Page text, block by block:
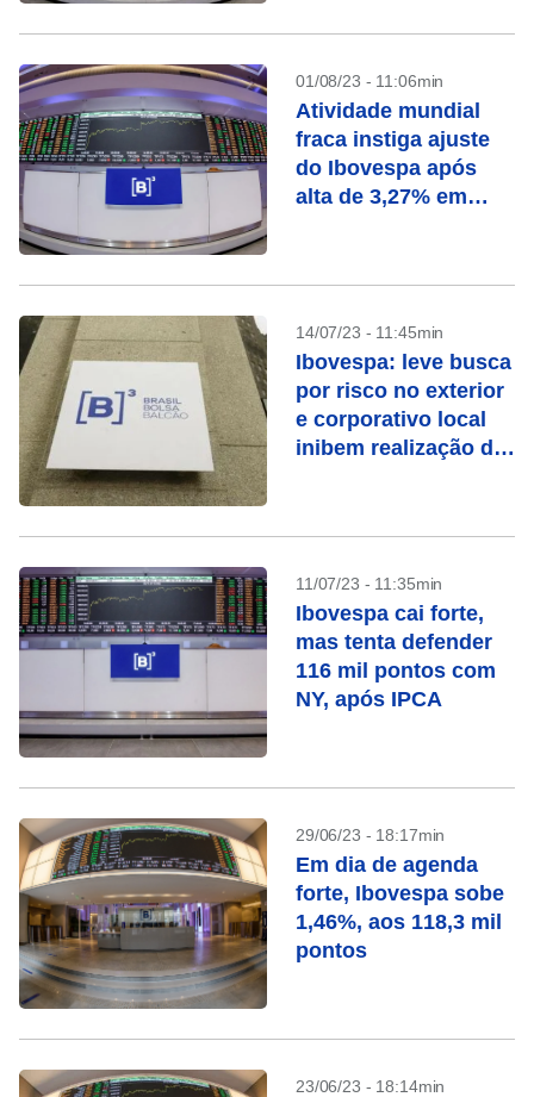
01/08/23 - 11:06min
Atividade mundial
fraca instiga ajuste
do Ibovespa após
alta de 3,27% em
14/07/23 - 11:45min
Ibovespa: leve busca
por risco no exterior
e corporativo local
inibem realização de
11/07/23 - 11:35min
Ibovespa cai forte,
mas tenta defender
116 mil pontos com
NY, após IPCA
29/06/23 - 18:17min
Em dia de agenda
forte, Ibovespa sobe
1,46%, aos 118,3 mil
pontos
23/06/23 - 18:14min